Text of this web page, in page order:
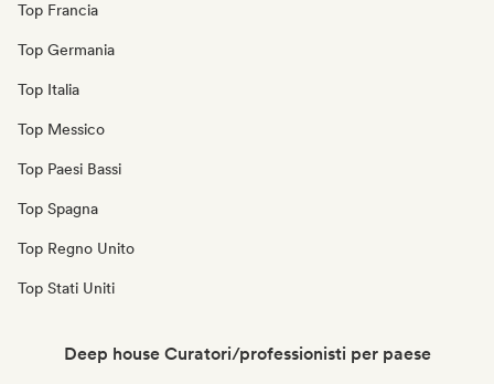
Top Francia
Top Germania
Top Italia
Top Messico
Top Paesi Bassi
Top Spagna
Top Regno Unito
Top Stati Uniti
Deep house Curatori/professionisti per paese